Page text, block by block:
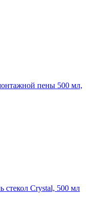
пены 500 мл,
Crystal, 500 мл